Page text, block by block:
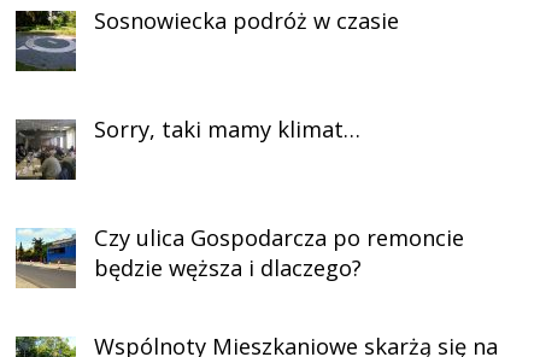
Sosnowiecka podróż w czasie
Sorry, taki mamy klimat…
Czy ulica Gospodarcza po remoncie
będzie węższa i dlaczego?
Wspólnoty Mieszkaniowe skarżą się na